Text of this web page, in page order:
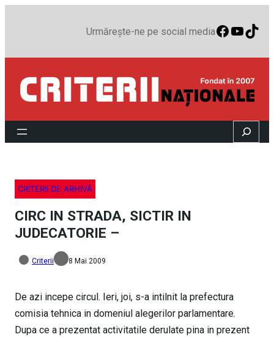
Urmărește-ne pe social media
Search
CRITERII DE ARHIVĂ
CIRC IN STRADA, SICTIR IN
JUDECATORIE –
Criterii 8 Mai 2009
De azi incepe circul. Ieri, joi, s-a intilnit la prefectura
comisia tehnica in domeniul alegerilor parlamentare.
Dupa ce a prezentat activitatile derulate pina in prezent